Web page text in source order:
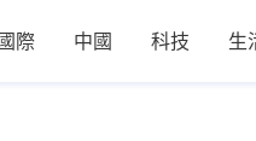
國際 中國 科技 生